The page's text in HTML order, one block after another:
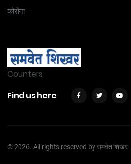
कोरोना
Counters
Find us here
© 2026. All rights reserved by समवेत शिखर .